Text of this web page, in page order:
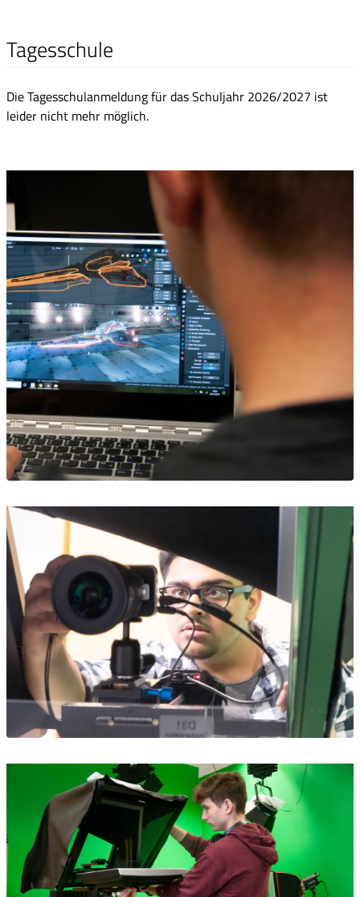
Tagesschule
Die Tagesschulanmeldung für das Schuljahr 2026/2027 ist
leider nicht mehr möglich.